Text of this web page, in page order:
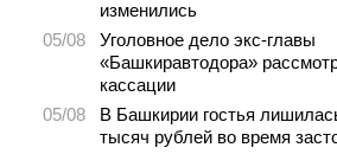
изменились
05/08
Уголовное дело экс-главы
«Башкиравтодора»
кассации
05/08
В Башкирии гостья
тысяч рублей во время